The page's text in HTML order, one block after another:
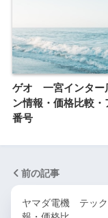
ゲオ 一宮インター
ン情報・価格比較
番号
前の記事
ヤマダ電機 テック